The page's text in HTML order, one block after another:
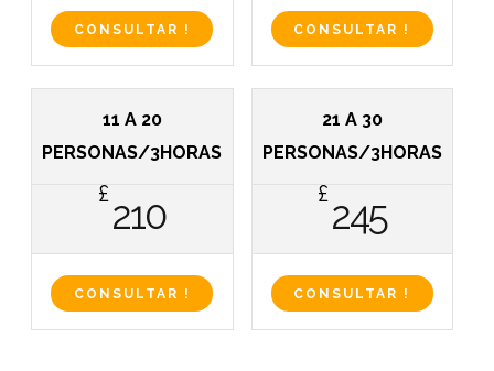
CONSULTAR ! CONSULTAR !
11 A 20
PERSONAS/3HORAS
£210
CONSULTAR !
21 A 30
PERSONAS/3HORAS
£245
CONSULTAR !